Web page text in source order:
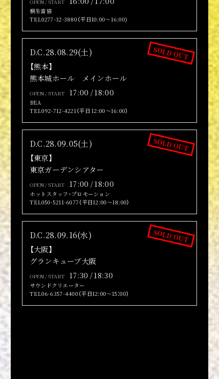
OPEN / START
桐生音協
TEL0277-32-3880（平日10:00～16:00)
D.C.28.08.29(土) SOLD OUT
【熊本】
熊本城ホール メインホール
OPEN / START 17:00 / 18:00
BEA
TEL092-712-4221（平日 12:00～16:00）
D.C.28.09.05(土) SOLD OUT
【東京】
東京ガーデンシアター
OPEN / START 17:00 / 18:00
ホットスタッフ･プロモーション
TEL050-5211-6077（平日12:00～18:00）
D.C.28.09.16(水) SOLD OUT
【大阪】
グランキューブ大阪
OPEN / START 17:30 / 18:30
サウンドクリエーター
TEL06-6357-4400（平日12:00～15：00）